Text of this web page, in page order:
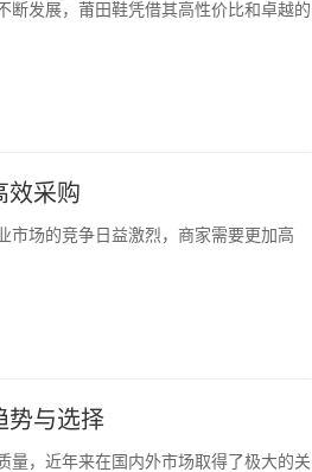
断发展，莆田鞋凭借其高性价比和卓越的
效采购
市场的竞争日益激烈，商家需要更加高
势与选择
量，近年来在国内外市场取得了极大的关